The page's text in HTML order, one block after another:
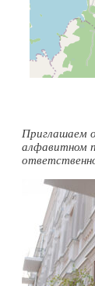
Приглашаем
алфавитном